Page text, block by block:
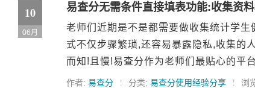
10
06月
易查分无需条件直接填表功能:收集资
老师们近期是不是都需要做收集统计学
式不仅步骤繁琐,还容易暴露隐私,收集的
而知!且慢!易查分作为老师们最贴心的平
作者: 易查分 分类: 易查分使用经验分享 浏